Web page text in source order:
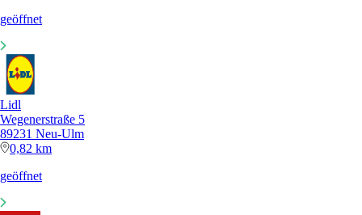
geöffnet
Lidl
Wegenerstraße 5
89231 Neu-Ulm
0,82 km
geöffnet